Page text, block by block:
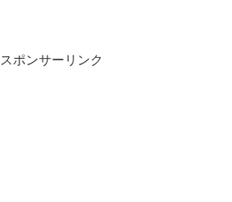
スポンサーリンク